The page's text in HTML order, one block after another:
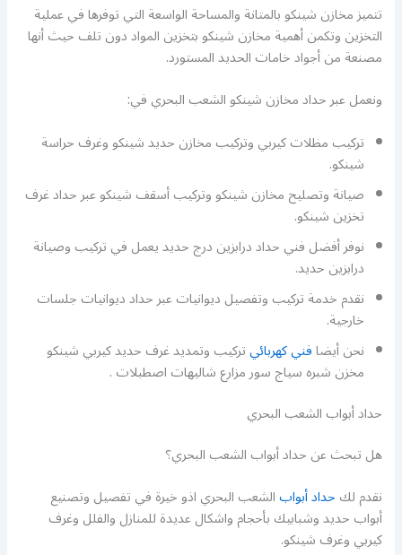
تتميز مخازن شينكو بالمتانة والمساحة الواسعة التي توفرها في عملية
التخزين وتكمن أهمية مخازن شينكو بتخزين المواد دون تلف حيث أنها
مصنعة من أجواد خامات الحديد المستورد.
ونعمل عبر حداد مخازن شينكو الشعب البحري في:
تركيب مظلات كيربي وتركيب مخازن حديد شينكو وغرف حراسة
شينكو.
صيانة وتصليح مخازن شينكو وتركيب أسقف شينكو عبر حداد غرف
تخزين شينكو.
نوفر أفضل فني حداد درابزين درج حديد يعمل في تركيب وصيانة
درابزين حديد.
نقدم خدمة تركيب وتفصيل ديوانيات عبر حداد ديوانيات جلسات
خارجية.
نحن أيضافني كهربائيتركيب وتمديد غرف حديد كيربي شينكو
مخزن شبره سياج سور مزارع شاليهات اصطبلات .
حداد أبواب الشعب البحري
هل تبحث عن حداد أبواب الشعب البحري؟
نقدم لكحداد أبوابالشعب البحري اذو خيرة في تفصيل وتصنيع
أبواب حديد وشبابيك بأحجام واشكال عديدة للمنازل والفلل وغرف
كيربي وغرف شينكو.